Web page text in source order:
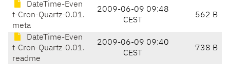
DateTime-Even
t-Cron-Quartz-0.01.
meta
2009-06-09 09:48
CEST
562 B
DateTime-Even
t-Cron-Quartz-0.01.
readme
2009-06-09 09:40
CEST
738 B